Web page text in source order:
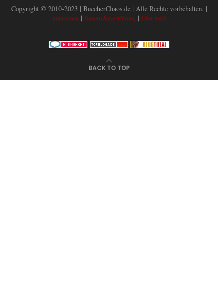
Copyright © 2010-2023 | BuecherChaos.de | Alle Rechte vorbehalten. |
Impressum | Datenschutzerklärung| Über mich
BACK TO TOP